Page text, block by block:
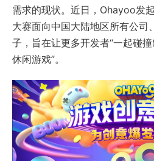
需求的现状。近日，Ohayoo发
大赛面向中国大陆地区所有公司
子，旨在让更多开发者“一起碰
休闲游戏”。